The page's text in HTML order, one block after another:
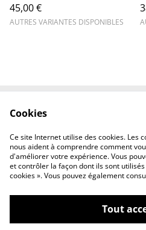
45,00 €
AUTRES VARIANTES DISPONIBLES
Conditions générales
Livraison
Nous
©2026maison corda
Cookies
Ce site Internet utilise des cookies. Les
nous aident à comprendre comment
d'améliorer votre expérience. Vous
et contrôler la façon dont ils sont
cookies ». Vous pouvez également
Tout